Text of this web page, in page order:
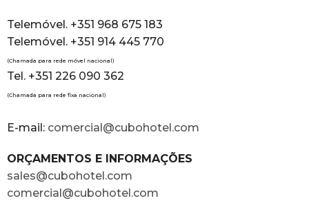
Telemóvel. +351 968 675 183
Telemóvel. +351 914 445 770
(Chamada para rede móvel nacional)
Tel. +351 226 090 362
(Chamada para rede fixa nacional)
E-mail: comercial@cubohotel.com
ORÇAMENTOS E INFORMAÇÕES
sales@cubohotel.com
comercial@cubohotel.com